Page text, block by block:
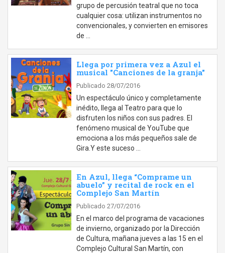
grupo de percusión teatral que no toca
cualquier cosa: utilizan instrumentos no
convencionales, y convierten en emisores
de …
Llega por primera vez a Azul el
musical "Canciones de la granja"
Publicado 28/07/2016
Un espectáculo único y completamente
inédito, llega al Teatro para que lo
disfruten los niños con sus padres. El
fenómeno musical de YouTube que
emociona a los más pequeños sale de
Gira.Y este suceso …
En Azul, llega “Comprame un
abuelo” y recital de rock en el
Complejo San Martín
Publicado 27/07/2016
En el marco del programa de vacaciones
de invierno, organizado por la Dirección
de Cultura, mañana jueves a las 15 en el
Complejo Cultural San Martín, con